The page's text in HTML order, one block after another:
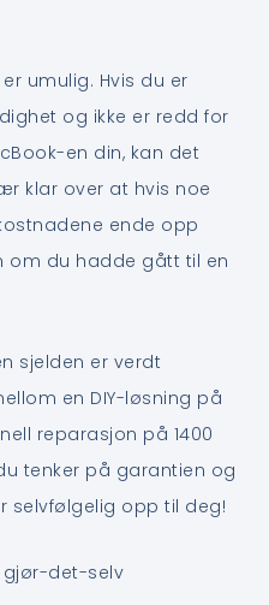
umulig. Hvis du er
og ikke er redd for
en din, kan det
klar over at hvis noe
ende opp
om du hadde gått til en
sjelden er verdt
en DIY-løsning på
reparasjon på 1400
tenker på garantien og
selvfølgelig opp til deg!
gjør-det-selv